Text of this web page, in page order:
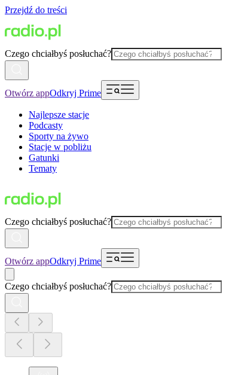
Przejdź do treści
Czego chciałbyś posłuchać?
Otwórz appOdkryj Prime
Najlepsze stacje
Podcasty
Sporty na żywo
Stacje w pobliżu
Gatunki
Tematy
Czego chciałbyś posłuchać?
Otwórz appOdkryj Prime
Czego chciałbyś posłuchać?